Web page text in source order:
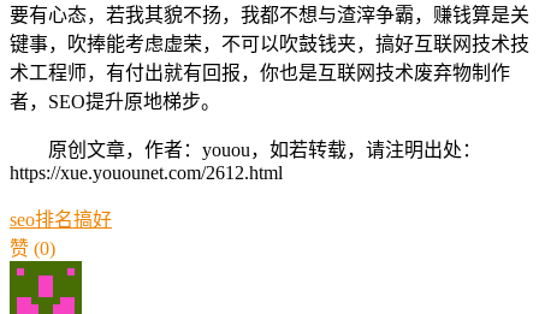
要有心态，若我其貌不扬，我都不想与渣滓争霸，赚钱算是关
键事，吹捧能考虑虚荣，不可以吹鼓钱夹，搞好互联网技术技
术工程师，有付出就有回报，你也是互联网技术废弃物制作
者，SEO提升原地梯步。
原创文章，作者：youou，如若转载，请注明出处：
https://xue.youounet.com/2612.html
seo排名搞好
赞 (0)